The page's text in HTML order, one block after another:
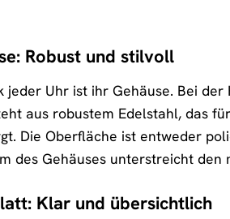
Robust und stilvoll
jeder Uhr ist ihr Gehäuse. Bei
aus robustem Edelstahl, das
Die Oberfläche ist entweder
des Gehäuses unterstreicht den
Klar und übersichtlich